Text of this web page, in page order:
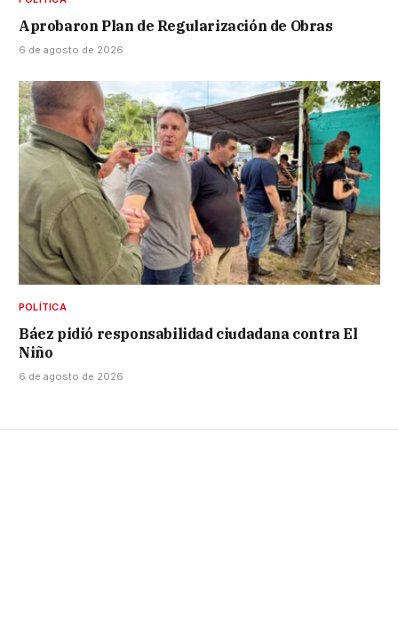
Aprobaron Plan de Regularización de Obras
6 de agosto de 2026
POLÍTICA
Báez pidió responsabilidad ciudadana contra El
Niño
6 de agosto de 2026